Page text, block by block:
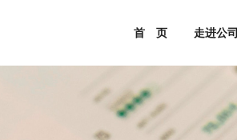
首 页 走进公司